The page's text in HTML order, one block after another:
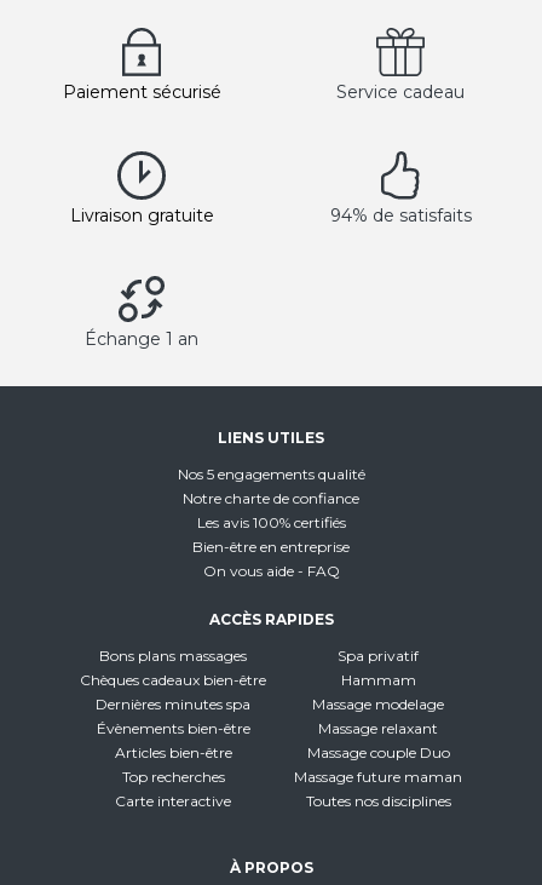
Paiement sécurisé Service cadeau
Livraison gratuite 94% de satisfaits
Échange 1 an
LIENS UTILES
Nos 5 engagements qualité
Notre charte de confiance
Les avis 100% certifiés
Bien-être en entreprise
On vous aide - FAQ
ACCÈS RAPIDES
Bons plans massages
Chèques cadeaux bien-être
Dernières minutes spa
Évènements bien-être
Articles bien-être
Top recherches
Carte interactive
Spa privatif
Hammam
Massage modelage
Massage relaxant
Massage couple Duo
Massage future maman
Toutes nos disciplines
À PROPOS